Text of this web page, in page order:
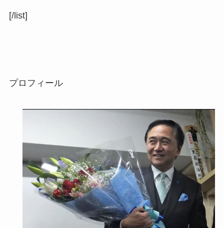
[/list]
プロフィール